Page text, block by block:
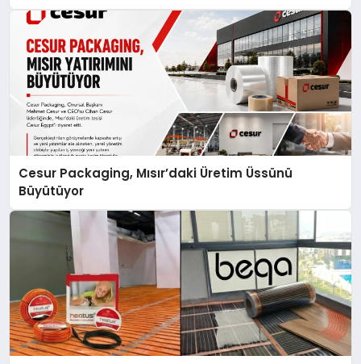
Cesur Packaging, Mısır’daki Üretim Üssünü
Büyütüyor